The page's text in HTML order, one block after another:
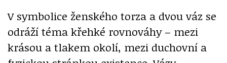
V symbolice ženského torza a dvou váz se
odráží téma křehké rovnováhy – mezi
krásou a tlakem okolí, mezi duchovní a